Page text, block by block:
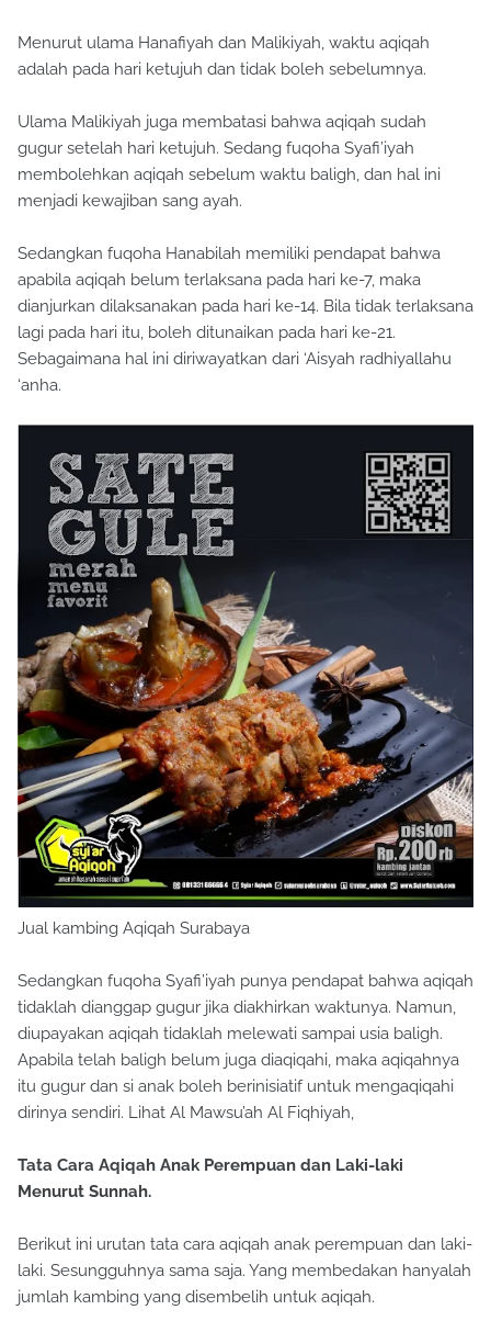
Menurut ulama Hanafiyah dan Malikiyah, waktu aqiqah
adalah pada hari ketujuh dan tidak boleh sebelumnya.
Ulama Malikiyah juga membatasi bahwa aqiqah sudah
gugur setelah hari ketujuh. Sedang fuqoha Syafi’iyah
membolehkan aqiqah sebelum waktu baligh, dan hal ini
menjadi kewajiban sang ayah.
Sedangkan fuqoha Hanabilah memiliki pendapat bahwa
apabila aqiqah belum terlaksana pada hari ke-7, maka
dianjurkan dilaksanakan pada hari ke-14. Bila tidak terlaksana
lagi pada hari itu, boleh ditunaikan pada hari ke-21.
Sebagaimana hal ini diriwayatkan dari ‘Aisyah radhiyallahu
‘anha.
Jual kambing Aqiqah Surabaya
Sedangkan fuqoha Syafi’iyah punya pendapat bahwa aqiqah
tidaklah dianggap gugur jika diakhirkan waktunya. Namun,
diupayakan aqiqah tidaklah melewati sampai usia baligh.
Apabila telah baligh belum juga diaqiqahi, maka aqiqahnya
itu gugur dan si anak boleh berinisiatif untuk mengaqiqahi
dirinya sendiri. Lihat Al Mawsu’ah Al Fiqhiyah,
Tata Cara Aqiqah Anak Perempuan dan Laki-laki
Menurut Sunnah.
Berikut ini urutan tata cara aqiqah anak perempuan dan laki-
laki. Sesungguhnya sama saja. Yang membedakan hanyalah
jumlah kambing yang disembelih untuk aqiqah.